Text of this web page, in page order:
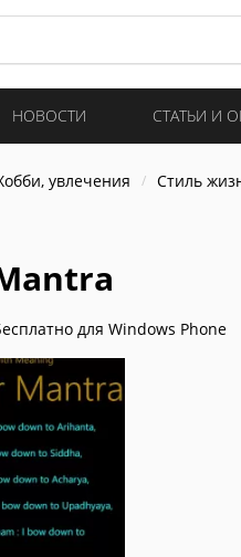
НОВОСТИ СТАТЬИ И
увлечения Стиль
для Windows Phone